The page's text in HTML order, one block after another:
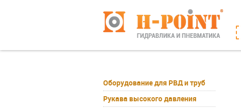
Оборудование для РВД и труб
Рукава высокого давления